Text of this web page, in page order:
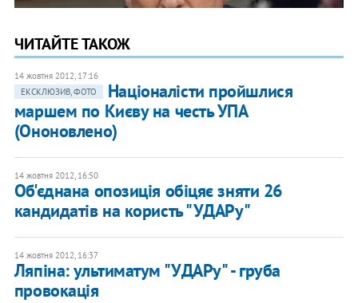
ЧИТАЙТЕ ТАКОЖ
14 жовтня 2012, 17:16
ЕКСКЛЮЗИВ, ФОТО
Націоналісти пройшлися
маршем по Києву на честь УПА
(Ононовлено)
14 жовтня 2012, 16:50
Об'єднана опозиція обіцяє зняти 26
кандидатів на користь "УДАРу"
14 жовтня 2012, 16:37
Ляпіна: ультиматум "УДАРу" - груба
провокація